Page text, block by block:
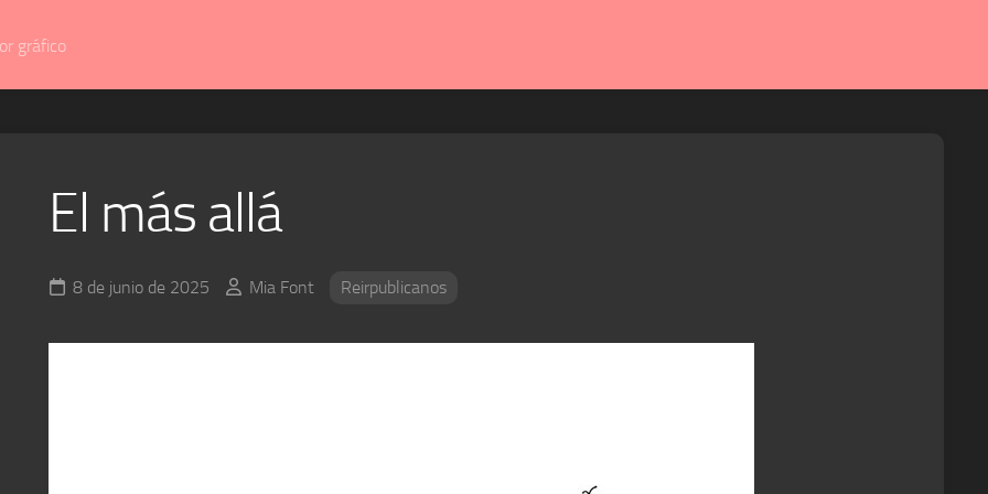
gráfico
El más allá
8 de junio de 2025 Mia Font Reirpublicanos